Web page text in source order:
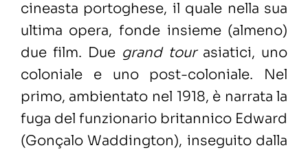
cineasta portoghese, il quale nella sua
ultima opera, fonde insieme (almeno)
due film. Due grand tour asiatici, uno
coloniale e uno post-coloniale. Nel
primo, ambientato nel 1918, è narrata la
fuga del funzionario britannico Edward
(Gonçalo Waddington), inseguito dalla